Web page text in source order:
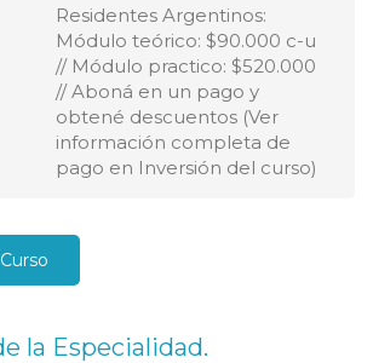
Residentes Argentinos:
Módulo teórico: $90.000 c-u
// Módulo practico: $520.000
// Aboná en un pago y
obtené descuentos (Ver
información completa de
pago en Inversión del curso)
la Especialidad.